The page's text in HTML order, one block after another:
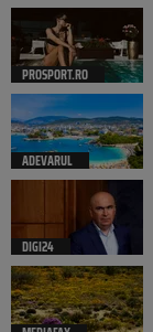
PROSPORT.RO
ADEVARUL
DIGI24